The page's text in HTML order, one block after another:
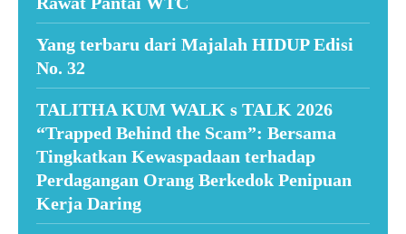
Yang terbaru dari Majalah HIDUP Edisi
No. 32
TALITHA KUM WALK s TALK 2026
“Trapped Behind the Scam”: Bersama
Tingkatkan Kewaspadaan terhadap
Perdagangan Orang Berkedok Penipuan
Kerja Daring